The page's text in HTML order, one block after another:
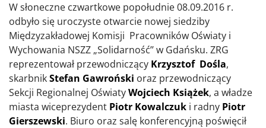
W słoneczne czwartkowe popołudnie 08.09.2016 r.
odbyło się uroczyste otwarcie nowej siedziby
Międzyzakładowej Komisji Pracowników Oświaty i
Wychowania NSZZ „Solidarność’’ w Gdańsku. ZRG
reprezentował przewodniczący Krzysztof Dośla,
skarbnikStefan Gawroński oraz przewodniczący
Sekcji Regionalnej OświatyWojciech Książek, a władze
miasta wiceprezydent Piotr Kowalczuk i radny Piotr
Gierszewski. Biuro oraz salę konferencyjną poświęcił